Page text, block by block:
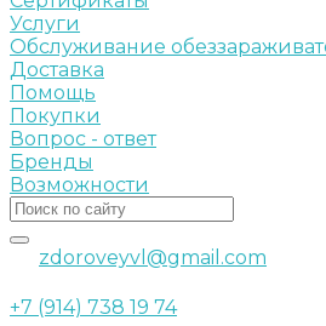
Услуги
Обслуживание
Доставка
Помощь
Покупки
Вопрос - ответ
Бренды
Возможности
zdoroveyvl@gmail.com
+7 (914) 738 19 74